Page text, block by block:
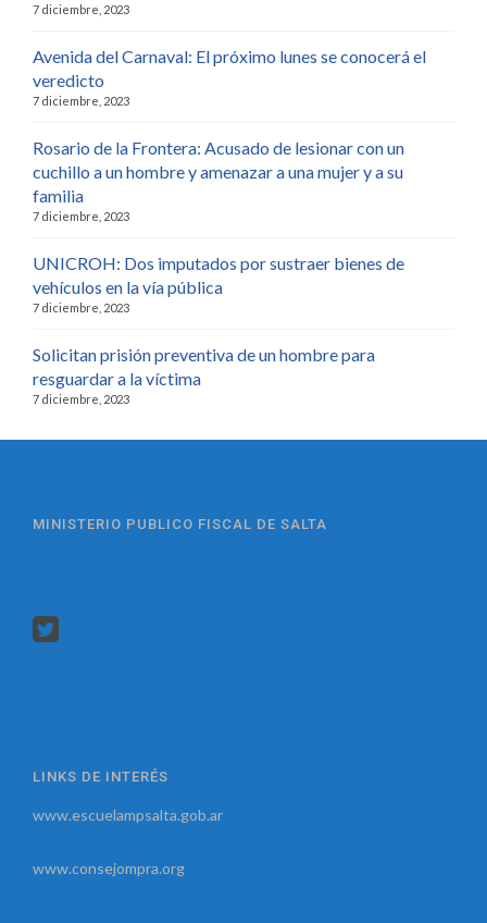
7 diciembre, 2023
Avenida del Carnaval: El próximo lunes se conocerá el
veredicto
7 diciembre, 2023
Rosario de la Frontera: Acusado de lesionar con un
cuchillo a un hombre y amenazar a una mujer y a su
familia
7 diciembre, 2023
UNICROH: Dos imputados por sustraer bienes de
vehículos en la vía pública
7 diciembre, 2023
Solicitan prisión preventiva de un hombre para
resguardar a la víctima
7 diciembre, 2023
MINISTERIO PUBLICO FISCAL DE SALTA
LINKS DE INTERÉS
www.escuelampsalta.gob.ar
www.consejompra.org